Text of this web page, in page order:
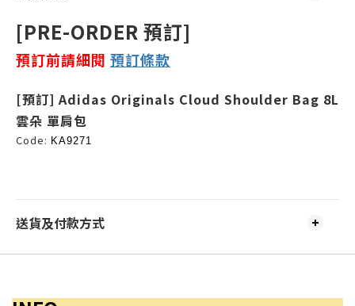
[PRE-ORDER 預訂]
預訂前請細閱 預訂條款
[預訂] Adidas Originals Cloud Shoulder Bag 8L
雲朵 單肩包
Code: KA9271
送貨及付款方式